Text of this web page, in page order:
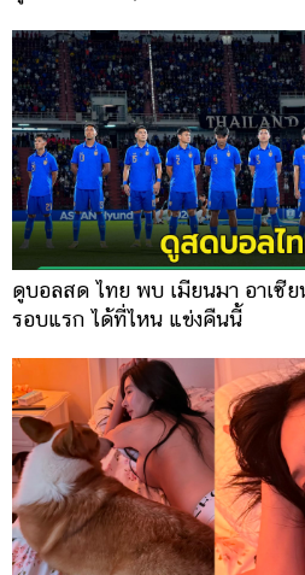
ดูบอลสด ไทย พบ เมียนมา อาเซี
รอบแรก ได้ที่ไหน แข่งคืนนี้